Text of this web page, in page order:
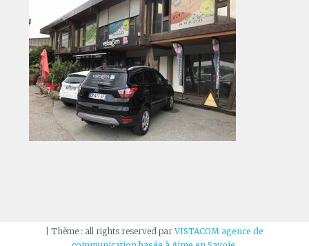
Thème : all rights reserved parVISTACOM agence de